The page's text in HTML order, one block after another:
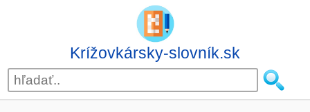
Krížovkársky-slovník.sk